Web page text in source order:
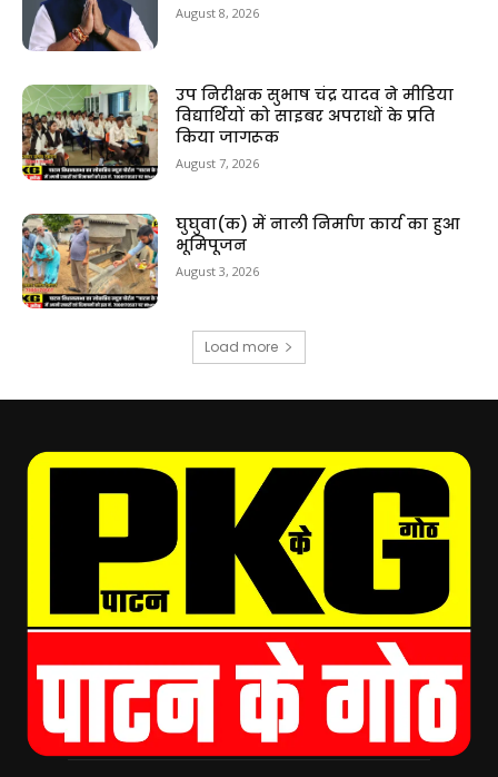
August 8, 2026
उप निरीक्षक सुभाष चंद्र यादव ने मीडिया
विद्यार्थियों को साइबर अपराधों के प्रति
किया जागरूक
August 7, 2026
घुघुवा(क) में नाली निर्माण कार्य का हुआ
भूमिपूजन
August 3, 2026
Load more